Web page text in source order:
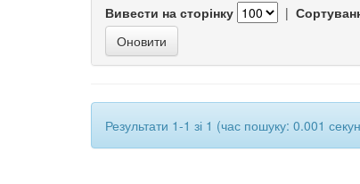
Вивести на сторінку |
Результати 1-1 зі 1 (час пошуку: 0.001